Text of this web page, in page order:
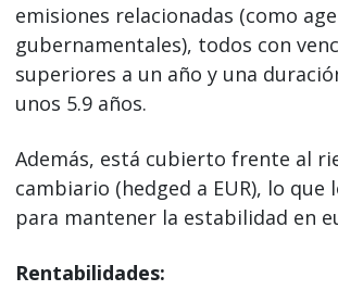
emisiones relacionadas (como
gubernamentales), todos con
superiores a un año y una
unos 5.9 años.
Además, está cubierto frente al
cambiario (hedged a EUR), lo que
para mantener la estabilidad en
Rentabilidades: